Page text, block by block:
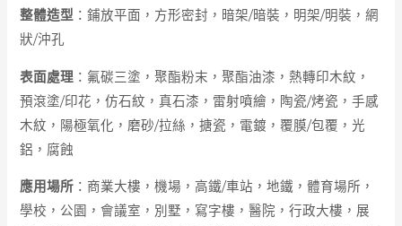
整體造型 ：鋪放平面，方形密封，暗架/暗裝，明架/明裝，網
狀/沖孔
表面處理 ：氟碳三塗，聚酯粉末 ，聚酯油漆，熱轉印木紋，
預滾塗/印花，仿石紋，真石漆，雷射噴繪，陶瓷/烤瓷，手感
木紋，陽極氧化，磨砂/拉絲，搪瓷， 電鍍 ，覆膜/包覆，光
鋁，腐蝕
應用場所 ：商業大樓，機場，高鐵/車站，地鐵，體育場所，
學校，公園，會議室，別墅，寫字樓，醫院，行政大樓，展